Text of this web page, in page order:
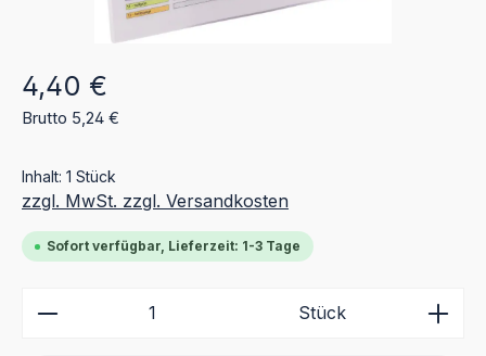
Regulärer Preis:
4,40 €
Brutto 5,24 €
Inhalt: 1 Stück
zzgl. MwSt. zzgl. Versandkosten
Sofort verfügbar, Lieferzeit: 1-3 Tage
Produkt Anzahl: Gib den gewünschten Wert ein
Stück